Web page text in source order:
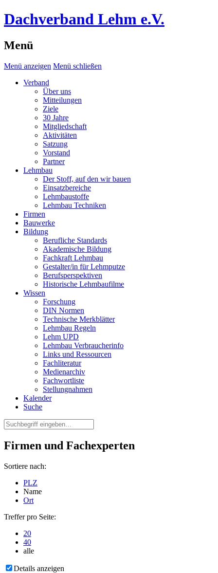
Dachverband Lehm e.V.
Menü
Menü anzeigen Menü schließen
Verband
Über uns
Mitteilungen
Ziele
30 Jahre
Mitgliedschaft
Aktivitäten
Satzung
Vorstand
Partner
Lehmbau
Der Stoff, auf den wir bauen
Einsatzbereiche
Lehmbaustoffe
Lehmbau Techniken
Firmen
Bauwerke
Bildung
Berufliche Standards
Akademische Bildung
Fachkraft Lehmbau
Gestalter/in für Lehmputze
Berufsperspektiven
Historische Lehmbaufilme
Wissen
Forschung
DIN Normen
Technische Merkblätter
Lehmbau Regeln
Lehm UPD
Lehmbau Verbraucherinfo
Links und Ressourcen
Fachliteratur
Medienarchiv
Fachwortliste
Stellungnahmen
Kalender
Suche
Firmen und Fachexperten
Sortiere nach:
PLZ
Name
Ort
Treffer pro Seite:
20
40
alle
Details anzeigen